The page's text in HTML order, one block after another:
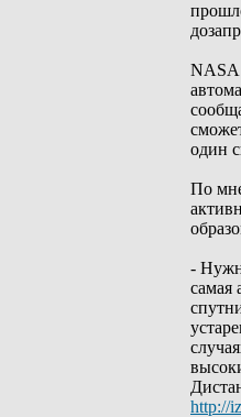
NASA
один
По
-
самая
http://